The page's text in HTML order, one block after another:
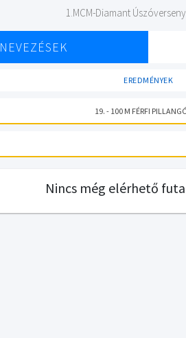
1.MCM-Diamant
NEVEZÉSEK
EREDMÉNYEK
19. - 100 M FÉRFI
Nincs még elérhető